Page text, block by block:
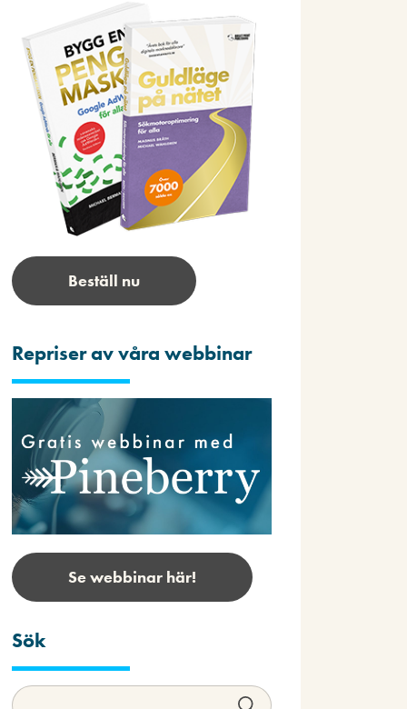
Beställ nu
Repriser av våra webbinar
Se webbinar här!
Sök